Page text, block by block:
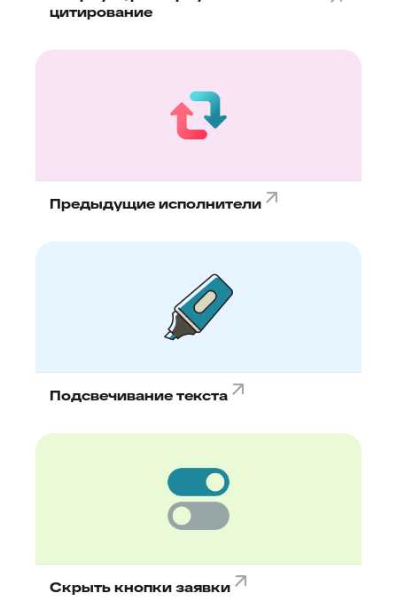
цитирование
Предыдущие исполнители
Подсвечивание текста
Скрыть кнопки заявки